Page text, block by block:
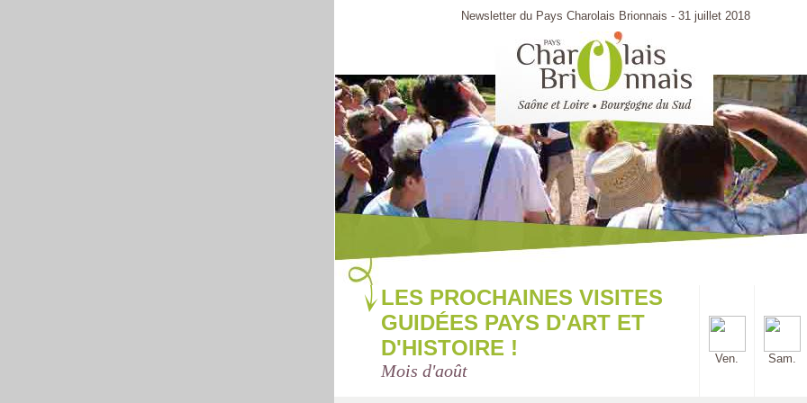
Newsletter du Pays Charolais Brionnais - 31 juillet 2018
LES PROCHAINES VISITES
GUIDÉES PAYS D'ART ET
D'HISTOIRE !
Ven. Sam.
Mois d'août